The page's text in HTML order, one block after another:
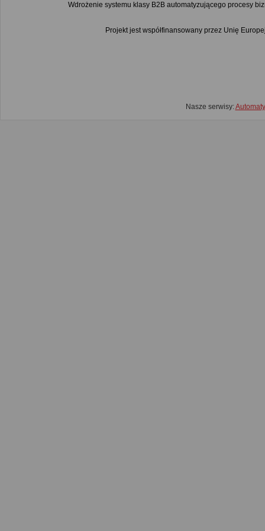
Wdrożenie systemu klasy B2B automatyzującego procesy
Projekt jest współfinansowany przez Unię
Nasze serwisy: